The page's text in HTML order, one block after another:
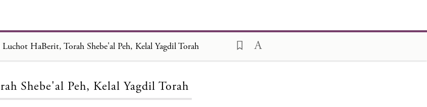
Luchot HaBerit, Torah Shebe'al Peh, Kelal Yagdil Torah
Shebe'al Peh, Kelal Yagdil Torah